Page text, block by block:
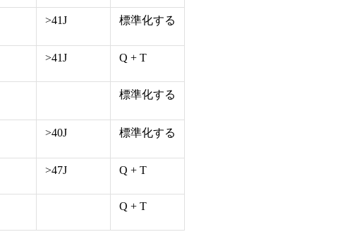
>41J 標準化する
>41J Q + T
標準化する
>40J 標準化する
>47J Q + T
Q + T